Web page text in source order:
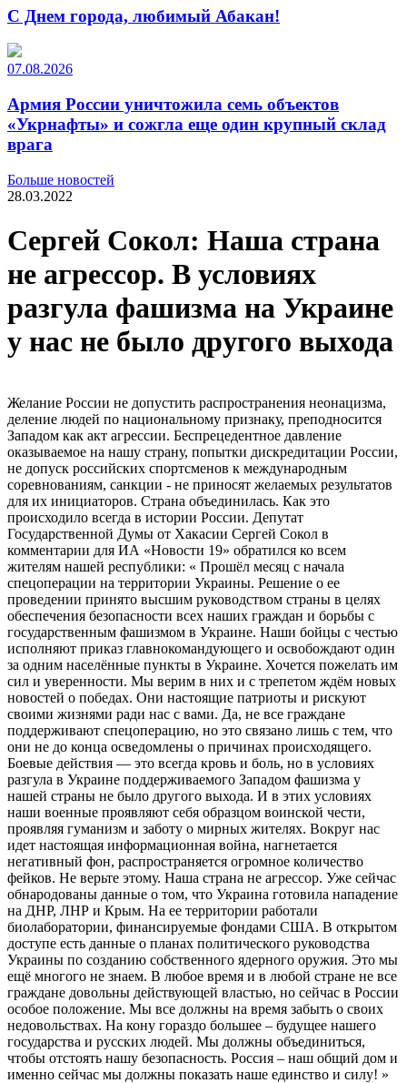
С Днем города, любимый Абакан!
07.08.2026
Армия России уничтожила семь объектов
«Укрнафты» и сожгла еще один крупный склад
врага
Больше новостей
28.03.2022
Сергей Сокол: Наша страна
не агрессор. В условиях
разгула фашизма на Украине
у нас не было другого выхода
Желание России не допустить распространения неонацизма,
деление людей по национальному признаку, преподносится
Западом как акт агрессии. Беспрецедентное давление
оказываемое на нашу страну, попытки дискредитации России,
не допуск российских спортсменов к международным
соревнованиям, санкции - не приносят желаемых результатов
для их инициаторов. Страна объединилась. Как это
происходило всегда в истории России. Депутат
Государственной Думы от Хакасии Сергей Сокол в
комментарии для ИА «Новости 19» обратился ко всем
жителям нашей республики: « Прошёл месяц с начала
спецоперации на территории Украины. Решение о ее
проведении принято высшим руководством страны в целях
обеспечения безопасности всех наших граждан и борьбы с
государственным фашизмом в Украине. Наши бойцы с честью
исполняют приказ главнокомандующего и освобождают один
за одним населённые пункты в Украине. Хочется пожелать им
сил и уверенности. Мы верим в них и с трепетом ждём новых
новостей о победах. Они настоящие патриоты и рискуют
своими жизнями ради нас с вами. Да, не все граждане
поддерживают спецоперацию, но это связано лишь с тем, что
они не до конца осведомлены о причинах происходящего.
Боевые действия — это всегда кровь и боль, но в условиях
разгула в Украине поддерживаемого Западом фашизма у
нашей страны не было другого выхода. И в этих условиях
наши военные проявляют себя образцом воинской чести,
проявляя гуманизм и заботу о мирных жителях. Вокруг нас
идет настоящая информационная война, нагнетается
негативный фон, распространяется огромное количество
фейков. Не верьте этому. Наша страна не агрессор. Уже сейчас
обнародованы данные о том, что Украина готовила нападение
на ДНР, ЛНР и Крым. На ее территории работали
биолаборатории, финансируемые фондами США. В открытом
доступе есть данные о планах политического руководства
Украины по созданию собственного ядерного оружия. Это мы
ещё многого не знаем. В любое время и в любой стране не все
граждане довольны действующей властью, но сейчас в России
особое положение. Мы все должны на время забыть о своих
недовольствах. На кону гораздо большее – будущее нашего
государства и русских людей. Мы должны объединиться,
чтобы отстоять нашу безопасность. Россия – наш общий дом и
именно сейчас мы должны показать наше единство и силу! »